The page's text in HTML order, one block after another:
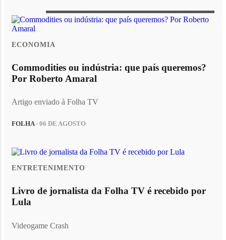
ECONOMIA
Commodities ou indústria: que país queremos?
Por Roberto Amaral
Artigo enviado à Folha TV
FOLHA- 06 DE AGOSTO
ENTRETENIMENTO
Livro de jornalista da Folha TV é recebido por
Lula
Videogame Crash